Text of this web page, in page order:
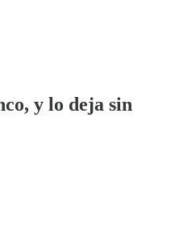
y lo deja sin